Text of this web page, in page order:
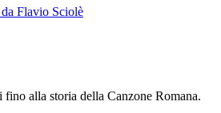
Flavio Sciolè
alla storia della Canzone Romana.